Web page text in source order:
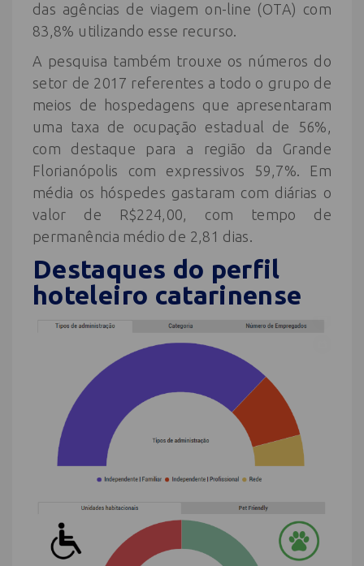
das agências de viagem on-line (OTA) com
83,8% utilizando esse recurso.
A pesquisa também trouxe os números do
setor de 2017 referentes a todo o grupo de
meios de hospedagens que apresentaram
uma taxa de ocupação estadual de 56%,
com destaque para a região da Grande
Florianópolis com expressivos 59,7%. Em
média os hóspedes gastaram com diárias o
valor de R$224,00, com tempo de
permanência médio de 2,81 dias.
Destaques do perfil
hoteleiro catarinense